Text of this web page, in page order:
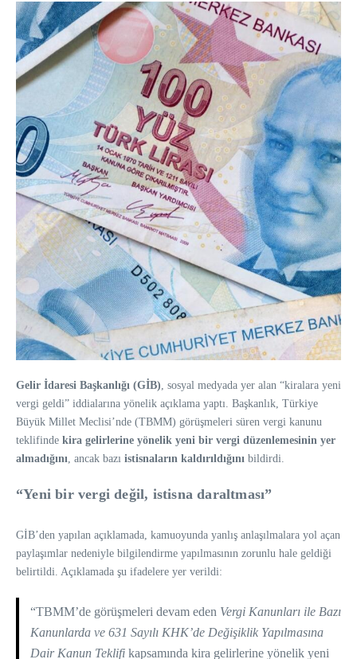
Gelir İdaresi Başkanlığı (GİB), sosyal medyada yer alan “kiralara yeni
vergi geldi” iddialarına yönelik açıklama yaptı. Başkanlık, Türkiye
Büyük Millet Meclisi’nde (TBMM) görüşmeleri süren vergi kanunu
teklifinde kira gelirlerine yönelik yeni bir vergi düzenlemesinin yer
almadığını, ancak bazı istisnaların kaldırıldığını bildirdi.
“Yeni bir vergi değil, istisna daraltması”
GİB’den yapılan açıklamada, kamuoyunda yanlış anlaşılmalara yol açan
paylaşımlar nedeniyle bilgilendirme yapılmasının zorunlu hale geldiği
belirtildi. Açıklamada şu ifadelere yer verildi:
“TBMM’de görüşmeleri devam eden Vergi Kanunları ile Bazı
Kanunlarda ve 631 Sayılı KHK’de Değişiklik Yapılmasına
Dair Kanun Teklifikapsamında kira gelirlerine yönelik yeni